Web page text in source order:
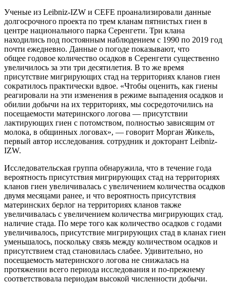
Ученые из Leibniz-IZW и CEFE проанализировали данные
долгосрочного проекта по трем кланам пятнистых гиен в
центре национального парка Серенгети. Три клана
находились под постоянным наблюдением с 1990 по 2019 год
почти ежедневно. Данные о погоде показывают, что
общее годовое количество осадков в Серенгети существенно
увеличилось за эти три десятилетия. В то же время
присутствие мигрирующих стад на территориях кланов гиен
сократилось практически вдвое. «Чтобы оценить, как гиены
реагировали на эти изменения в режиме выпадения осадков и
обилии добычи на их территориях, мы сосредоточились на
посещаемости материнского логова — присутствии
лактирующих гиен с потомством, полностью зависящим от
молока, в общинных логовах», — говорит Морган Жикель,
первый автор исследования. сотрудник и докторант Leibniz-
IZW.
Исследовательская группа обнаружила, что в течение года
вероятность присутствия мигрирующих стад на территориях
кланов гиен увеличивалась с увеличением количества осадков
двумя месяцами ранее, и что вероятность присутствия
материнских берлог на территориях кланов также
увеличивалась с увеличением количества мигрирующих стад.
наличие стада. По мере того как количество осадков с годами
увеличивалось, присутствие мигрирующих стад в кланах гиен
уменьшалось, поскольку связь между количеством осадков и
присутствием стад становилась слабее. Удивительно, но
посещаемость материнского логова не снижалась на
протяжении всего периода исследования и по-прежнему
соответствовала периодам высокой численности добычи.